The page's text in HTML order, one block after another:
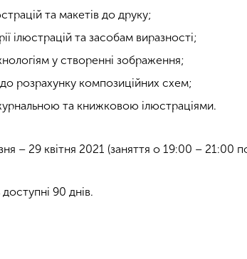
та макетів до друку;
ілюстрацій та засобам виразності;
у створенні зображення;
розрахунку композиційних схем;
та книжковою ілюстраціями.
– 29 квітня 2021 (заняття о 19:00 – 21:00
90 днів.